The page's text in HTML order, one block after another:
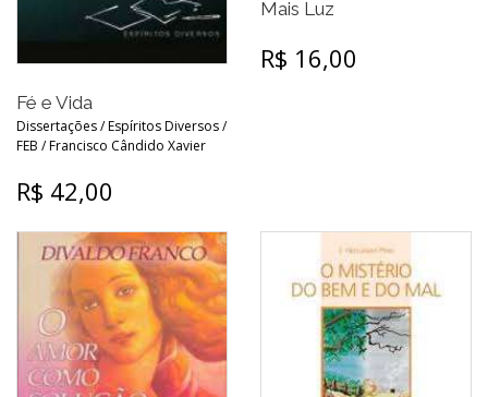
Fé e Vida
Dissertações / Espíritos Diversos /
FEB / Francisco Cândido Xavier
R$ 42,00
Mais Luz
R$ 16,00